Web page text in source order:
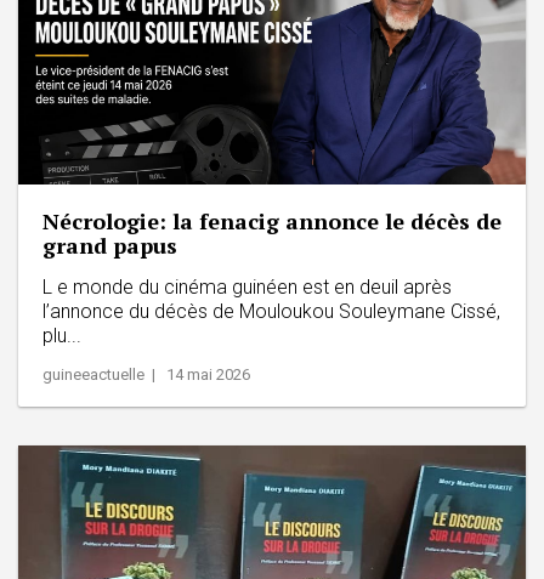
Nécrologie: la fenacig annonce le décès de
grand papus
L e monde du cinéma guinéen est en deuil après
l’annonce du décès de Mouloukou Souleymane Cissé,
plu...
guineeactuelle | 14 mai 2026